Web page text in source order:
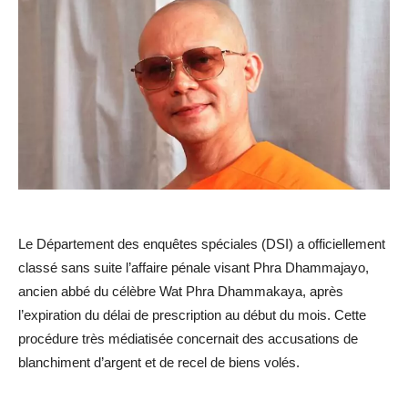
Le Département des enquêtes spéciales (DSI) a officiellement
classé sans suite l’affaire pénale visant Phra Dhammajayo,
ancien abbé du célèbre Wat Phra Dhammakaya, après
l’expiration du délai de prescription au début du mois. Cette
procédure très médiatisée concernait des accusations de
blanchiment d’argent et de recel de biens volés.